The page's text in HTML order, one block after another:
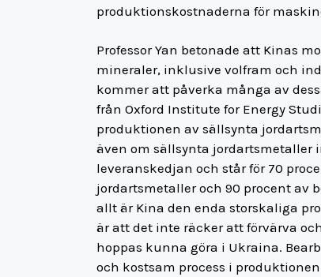
produktionskostnaderna för
Professor Yan betonade att Kinas
mineraler, inklusive volfram och
kommer att påverka många av
från Oxford Institute for Energy
produktionen av sällsynta
även om sällsynta jordartsmetaller
leveranskedjan och står för 70
jordartsmetaller och 90 procent av
allt är Kina den enda storskaliga
är att det inte räcker att förvärva
hoppas kunna göra i Ukraina.
och kostsam process i